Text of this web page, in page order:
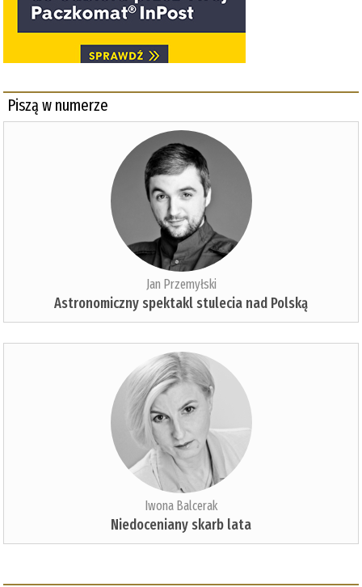
Piszą w numerze
Jan Przemyłski
Astronomiczny spektakl stulecia nad Polską
Iwona Balcerak
Niedoceniany skarb lata